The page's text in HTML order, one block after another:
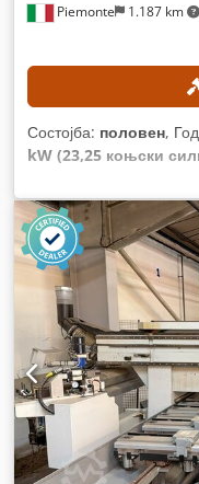
Piemonte 1.187 km
Состојба: половен,
kW (23,25 коњски
, максимална
24.000 обр/мин,